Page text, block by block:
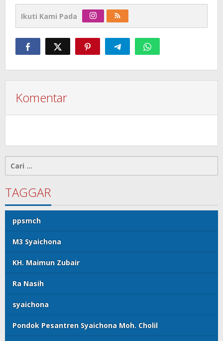
Ikuti Kami Pada
Komentar
Cari
TAGGAR
ppsmch
M3 Syaichona
KH. Maimun Zubair
Ra Nasih
syaichona
Pondok Pesantren Syaichona Moh. Cholil